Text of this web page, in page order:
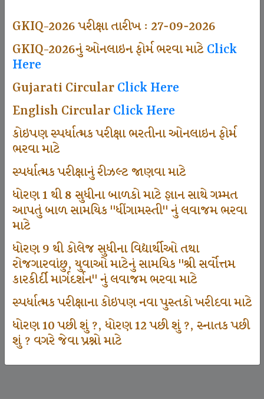
GKIQ-2026 પરીક્ષા તારીખ : 27-09-2026
GKIQ-2026નું ઓનલાઇન ફોર્મ ભરવા માટેClick
Here
Gujarati CircularClick Here
English CircularClick Here
કોઇપણ સ્પર્ધાત્મક પરીક્ષા ભરતીના ઓનલાઇન ફોર્મ
ભરવા માટે
સ્પર્ધાત્મક પરીક્ષાનું રીઝલ્ટ જાણવા માટે
ધોરણ 1 થી 8 સુધીના બાળકો માટે જ્ઞાન સાથે ગમ્મત
આપતું બાળ સામયિક "ધીંગામસ્તી" નું લવાજમ ભરવા
માટે
ધોરણ 9 થી કોલેજ સુધીના વિદ્યાર્થીઓ તથા
રોજગારવાંછુ, યુવાઓ માટેનું સામયિક "શ્રી સર્વોત્તમ
કારકીર્દી માર્ગદર્શન" નું લવાજમ ભરવા માટે
સ્પર્ધાત્મક પરીક્ષાના કોઇપણ નવા પુસ્તકો ખરીદવા માટે
ધોરણ 10 પછી શું ?, ધોરણ 12 પછી શું ?, સ્નાતક પછી
શું ? વગરે જેવા પ્રશ્નો માટે
492
665
Sarvottam Karkirdi Subscripton
1000
Participate School In GKIQ
125000